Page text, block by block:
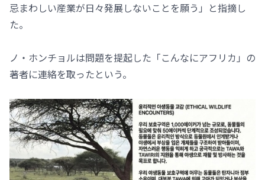
忌まわしい産業が日々発展しないことを願う」と指摘し
た。
ノ・ホンチョルは問題を提起した「こんなにアフリカ」の
著者に連絡を取ったという。